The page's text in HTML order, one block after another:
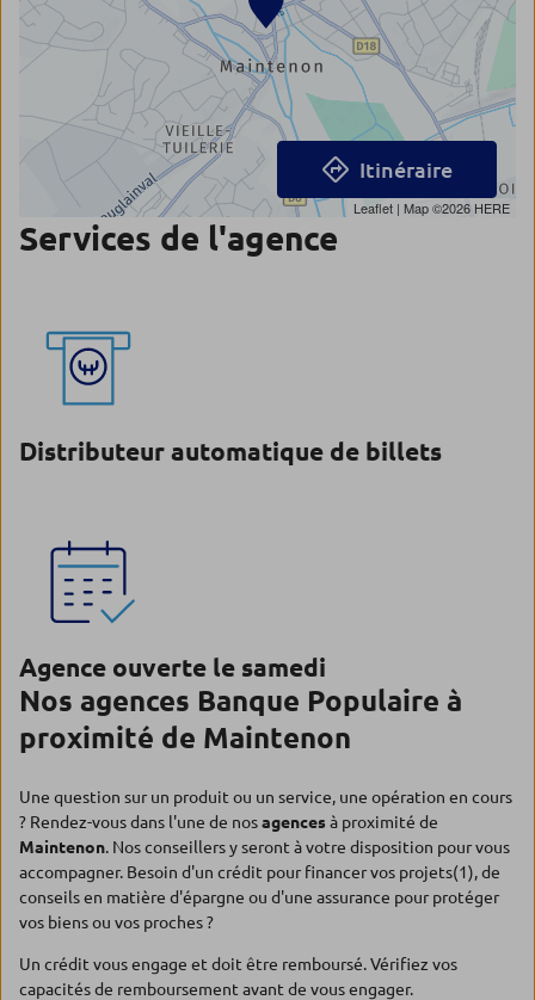
Leaflet | Map ©2026 HERE
Itinéraire
Services de l'agence
Distributeur automatique de billets
Agence ouverte le samedi
Nos agences Banque Populaire à
proximité de Maintenon
Une question sur un produit ou un service, une opération en cours
? Rendez-vous dans l'une de nosagencesà proximité de
Maintenon. Nos conseillers y seront à votre disposition pour vous
accompagner. Besoin d'un crédit pour financer vos projets(1), de
conseils en matière d'épargne ou d'une assurance pour protéger
vos biens ou vos proches ?
Un crédit vous engage et doit être remboursé. Vérifiez vos
capacités de remboursement avant de vous engager.